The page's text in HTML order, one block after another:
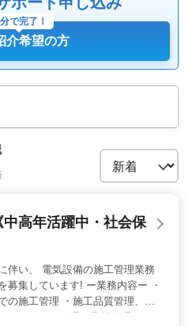
介希望の方
で完了！
高年活躍中・社会保
伴い、 電気設備の施工管理業務
募集しています! ー業務内容ー ・
の施工管理 ・施工品質管理、安